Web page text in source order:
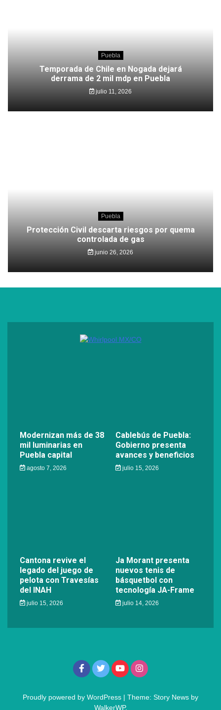
Puebla
Temporada de Chile en Nogada dejará
derrama de 2 mil mdp en Puebla
julio 11, 2026
Puebla
Protección Civil descarta riesgos por quema
controlada de gas
junio 26, 2026
Modernizan más de 38
mil luminarias en
Puebla capital
agosto 7, 2026
Cablebús de Puebla:
Gobierno presenta
avances y beneficios
julio 15, 2026
Cantona revive el
legado del juego de
pelota con Travesías
del INAH
julio 15, 2026
Ja Morant presenta
nuevos tenis de
básquetbol con
tecnología JA-Frame
julio 14, 2026
Proudly powered by WordPress | Theme: Story News by
WalkerWP.